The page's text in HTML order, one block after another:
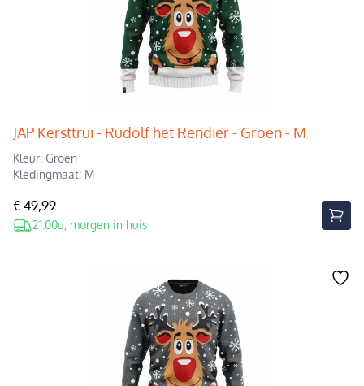
JAP Kersttrui - Rudolf het Rendier - Groen - M
Kleur: Groen
Kledingmaat: M
€ 49,99
21.00u, morgen in huis